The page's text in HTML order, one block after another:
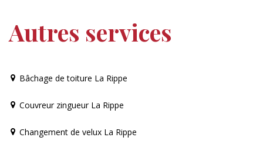
Autres services
Bâchage de toiture La Rippe
Couvreur zingueur La Rippe
Changement de velux La Rippe